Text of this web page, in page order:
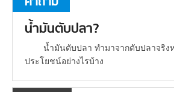
น้ำมันตับปลา?
น้ำมันตับปลา ทำมาจากตับปลาจริง
ประโยชน์อย่างไรบ้าง